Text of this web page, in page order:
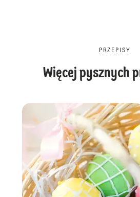
PRZEPISY
Więcej pysznych